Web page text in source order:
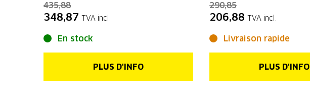
435,88
348,87 TVA incl.
En stock
PLUS D'INFO
290,85
206,88 TVA incl.
Livraison rapide
PLUS D'INFO